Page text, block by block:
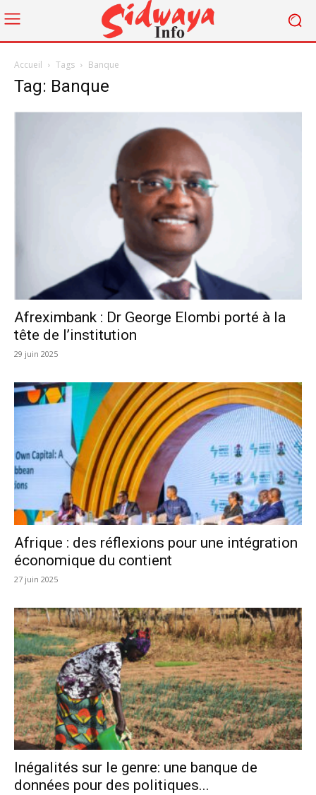
Accueil Tags Banque
Tag: Banque
Afreximbank : Dr George Elombi porté à la
tête de l’institution
29 juin 2025
Afrique : des réflexions pour une intégration
économique du contient
27 juin 2025
Inégalités sur le genre: une banque de
données pour des politiques...